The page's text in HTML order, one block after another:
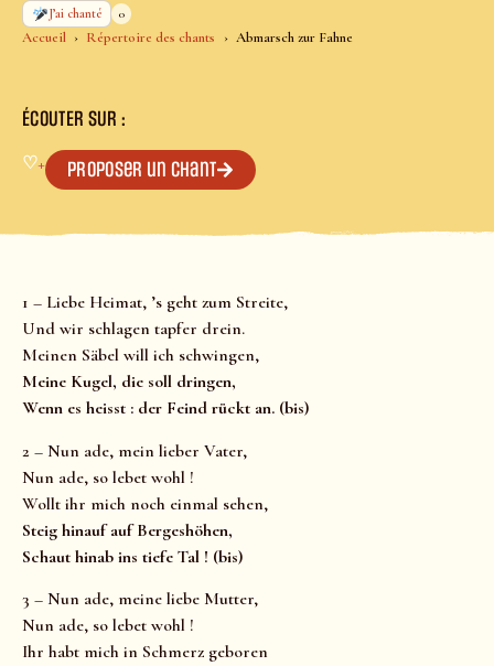
Accueil Répertoire des chants Abmarsch zur Fahne
J’ai chanté
0
ÉCOUTER SUR :
♡+ Proposer un chant
1 – Liebe Heimat, ’s geht zum Streite,
Und wir schlagen tapfer drein.
Meinen Säbel will ich schwingen,
Meine Kugel, die soll dringen,
Wenn es heisst : der Feind rückt an. (bis)
2 – Nun ade, mein lieber Vater,
Nun ade, so lebet wohl !
Wollt ihr mich noch einmal sehen,
Steig hinauf auf Bergeshöhen,
Schaut hinab ins tiefe Tal ! (bis)
3 – Nun ade, meine liebe Mutter,
Nun ade, so lebet wohl !
Ihr habt mich in Schmerz geboren